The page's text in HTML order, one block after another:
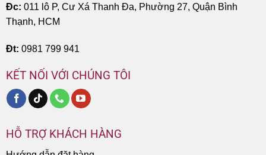
Đc: 011 lô P, Cư Xá Thanh Đa, Phường 27, Quận Bình
Thạnh, HCM
Đt: 0981 799 941
KẾT NỐI VỚI CHÚNG TÔI
HỖ TRỢ KHÁCH HÀNG